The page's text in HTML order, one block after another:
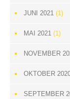
JUNI 2021 (1)
MAI 2021 (1)
NOVEMBER
OKTOBER
SEPTEMBER